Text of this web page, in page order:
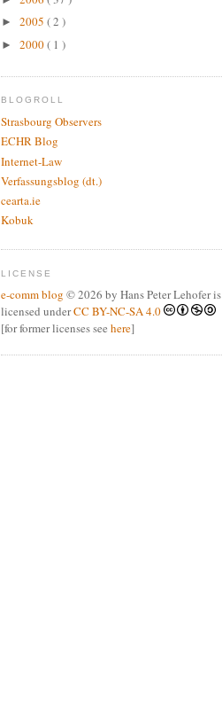
► 2005 ( 2 )
► 2000( 1 )
BLOGROLL
Strasbourg Observers
ECHR Blog
Internet-Law
Verfassungsblog (dt.)
cearta.ie
Kobuk
LICENSE
e-comm blog © 2026 by Hans Peter Lehofer is
licensed underCC BY-NC-SA 4.0
[for former licenses see here]